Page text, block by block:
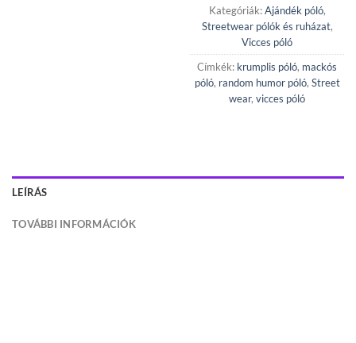
Kategóriák:Ajándék póló,
Streetwear pólók és ruházat,
Vicces póló
Címkék: krumplis póló, mackós
póló, random humor póló, Street
wear, vicces póló
LEÍRÁS
TOVÁBBI INFORMÁCIÓK